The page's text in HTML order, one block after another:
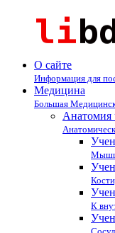
О сайте
Информация для
Медицина
Большая
Анатомия
К